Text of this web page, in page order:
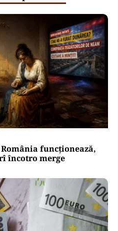
funcționează,
încotro merge